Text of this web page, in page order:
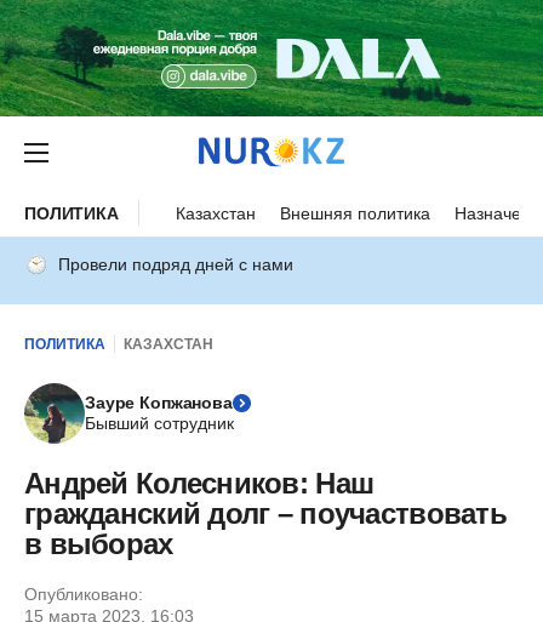
ПОЛИТИКА Казахстан Внешняя политика
Провели подряд дней с нами
ПОЛИТИКА КАЗАХСТАН
Зауре Копжанова
Бывший сотрудник
Андрей Колесников: Наш
гражданский долг – поучаствовать
в выборах
Опубликовано:
15 марта 2023, 16:03